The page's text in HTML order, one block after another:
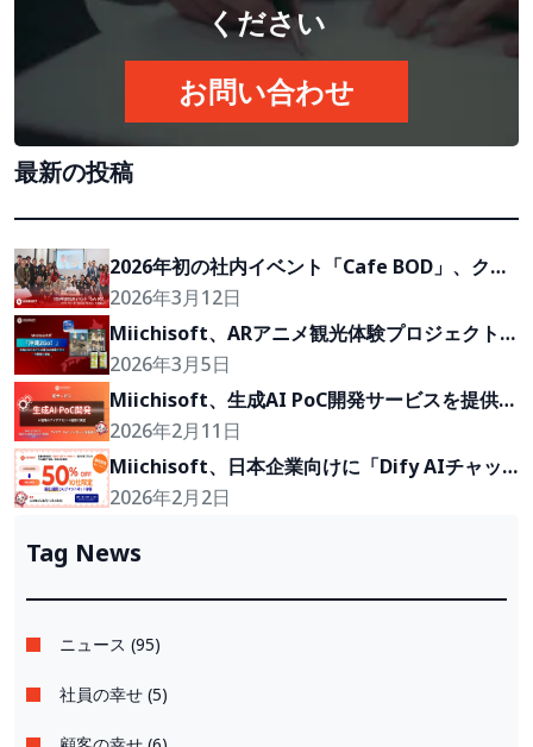
ください
お問い合わせ
最新の投稿
2026年初の社内イベント「Cafe BOD」、クラ
イアントの『Growth Partner』を目指して
2026年3月12日
Miichisoft、ARアニメ観光体験プロジェクト
「沖縄2Go！」の開発に参画
2026年3月5日
Miichisoft、生成AI PoC開発サービスを提供開
始。アイデアを2〜4週間で実現可能なプロトタ
イプに。
2026年2月11日
Miichisoft、日本企業向けに「Dify AIチャッ
トボット」導入支援プランを50％割引で提供。
2026年2月2日
Tag News
ニュース (95)
社員の幸せ (5)